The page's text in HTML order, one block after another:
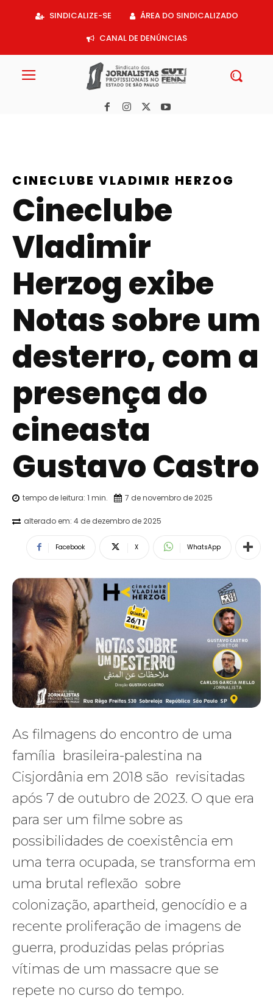
SINDICALIZE-SE
ÁREA DO SINDICALIZADO
CANAL DE DENÚNCIAS
CINECLUBE VLADIMIR HERZOG
Cineclube
Vladimir
Herzog exibe
Notas sobre um
desterro, com a
presença do
cineasta
Gustavo Castro
tempo de leitura: 1 min. 7 de novembro de 2025
alterado em: 4 de dezembro de 2025
Facebook X WhatsApp
As filmagens do encontro de uma
família brasileira-palestina na
Cisjordânia em 2018 são revisitadas
após 7 de outubro de 2023. O que era
para ser um filme sobre as
possibilidades de coexistência em
uma terra ocupada, se transforma em
uma brutal reflexão sobre
colonização, apartheid, genocídio e a
recente proliferação de imagens de
guerra, produzidas pelas próprias
vítimas de um massacre que se
repete no curso do tempo.